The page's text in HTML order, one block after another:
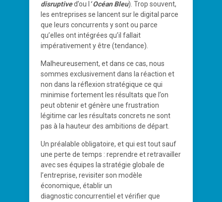
disruptived’ou l ‘ Océan Bleu). Trop souvent,
les entreprises se lancent sur le digital parce
que leurs concurrents y sont ou parce
qu’elles ont intégrées qu’il fallait
impérativement y être (tendance).
Malheureusement, et dans ce cas, nous
sommes exclusivement dans la réaction et
non dans la réflexion stratégique ce qui
minimise fortement les résultats que l’on
peut obtenir et génère une frustration
légitime car les résultats concrets ne sont
pas à la hauteur des ambitions de départ.
Un préalable obligatoire, et qui est tout sauf
une perte de temps : reprendre et retravailler
avec ses équipes la stratégie globale de
l’entreprise, revisiter son modèle
économique, établir un
diagnostic concurrentiel et vérifier que